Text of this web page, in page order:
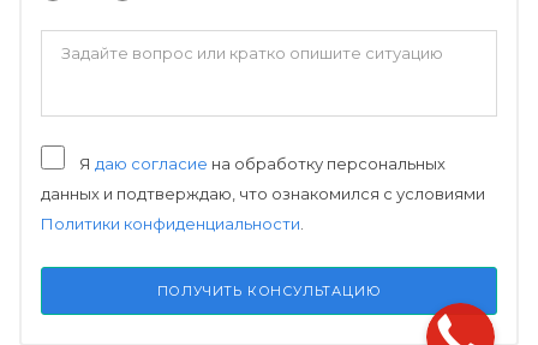
Я даю согласие на обработку персональных
данных и подтверждаю, что ознакомился с условиями
Политики конфиденциальности
ПОЛУЧИТЬ КОНСУЛЬТАЦИЮ